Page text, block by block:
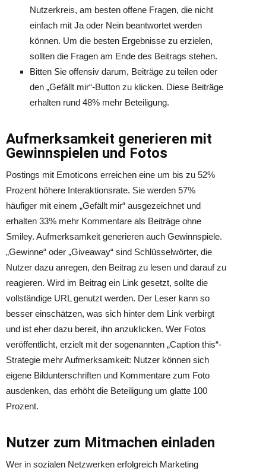
Nutzerkreis, am besten offene Fragen, die nicht
einfach mit Ja oder Nein beantwortet werden
können. Um die besten Ergebnisse zu erzielen,
sollten die Fragen am Ende des Beitrags stehen.
Bitten Sie offensiv darum, Beiträge zu teilen oder
den „Gefällt mir“-Button zu klicken. Diese Beiträge
erhalten rund 48% mehr Beteiligung.
Aufmerksamkeit generieren mit
Gewinnspielen und Fotos
Postings mit Emoticons erreichen eine um bis zu 52%
Prozent höhere Interaktionsrate. Sie werden 57%
häufiger mit einem „Gefällt mir“ ausgezeichnet und
erhalten 33% mehr Kommentare als Beiträge ohne
Smiley. Aufmerksamkeit generieren auch Gewinnspiele.
„Gewinne“ oder „Giveaway“ sind Schlüsselwörter, die
Nutzer dazu anregen, den Beitrag zu lesen und darauf zu
reagieren. Wird im Beitrag ein Link gesetzt, sollte die
vollständige URL genutzt werden. Der Leser kann so
besser einschätzen, was sich hinter dem Link verbirgt
und ist eher dazu bereit, ihn anzuklicken. Wer Fotos
veröffentlicht, erzielt mit der sogenannten „Caption this“-
Strategie mehr Aufmerksamkeit: Nutzer können sich
eigene Bildunterschriften und Kommentare zum Foto
ausdenken, das erhöht die Beteiligung um glatte 100
Prozent.
Nutzer zum Mitmachen einladen
Wer in sozialen Netzwerken erfolgreich Marketing